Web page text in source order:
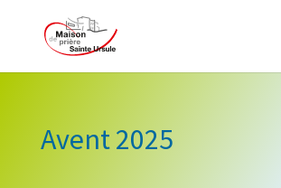
Avent 2025